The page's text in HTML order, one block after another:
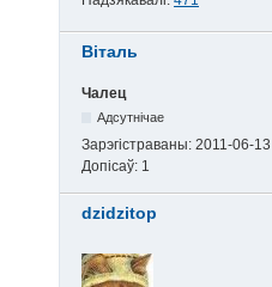
Віталь
Чалец
Адсутнічае
Зарэгістраваны: 2011-06-13
Допісаў: 1
dzidzitop